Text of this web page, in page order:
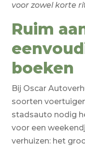
voor zowel korte
Ruim
boeken
Bij Oscar
soorten
stadsauto nodig
voor een
verhuizen: het